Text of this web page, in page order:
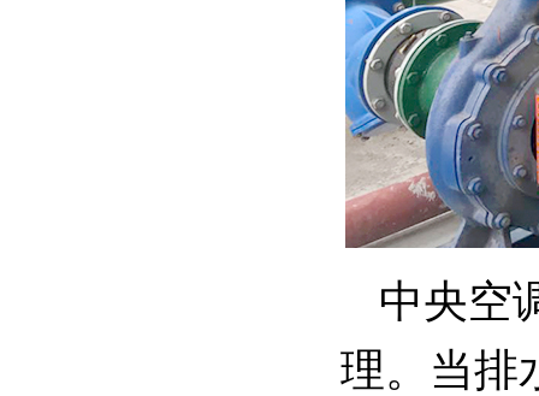
中央空
理。当排